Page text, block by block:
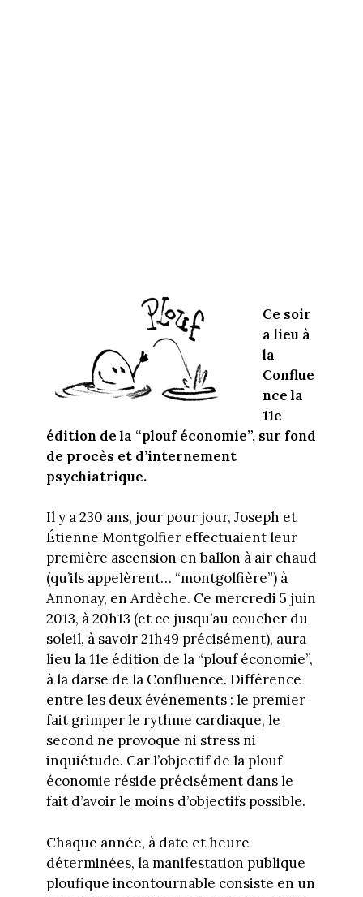
Ce soir
a lieu à
la
Conflue
nce la
11e
édition de la “plouf économie”, sur fond
de procès et d’internement
psychiatrique.
Il y a 230 ans, jour pour jour, Joseph et
Étienne Montgolfier effectuaient leur
première ascension en ballon à air chaud
(qu’ils appelèrent… “montgolfière”) à
Annonay, en Ardèche. Ce mercredi 5 juin
2013, à 20h13 (et ce jusqu’au coucher du
soleil, à savoir 21h49 précisément), aura
lieu la 11e édition de la “plouf économie”,
à la darse de la Confluence. Différence
entre les deux événements : le premier
fait grimper le rythme cardiaque, le
second ne provoque ni stress ni
inquiétude. Car l’objectif de la plouf
économie réside précisément dans le
fait d’avoir le moins d’objectifs possible.
Chaque année, à date et heure
déterminées, la manifestation publique
ploufique incontournable consiste en un